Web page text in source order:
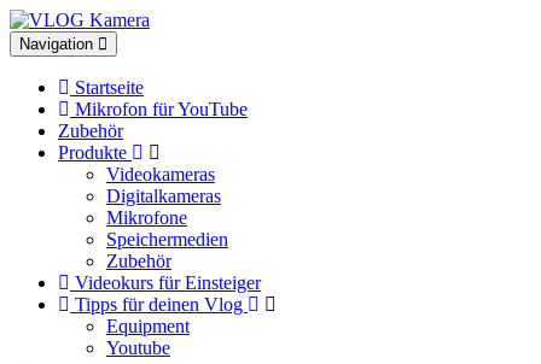
Toggle
navigation
Navigation
Startseite
Mikrofon für YouTube
Zubehör
Produkte
Videokameras
Digitalkameras
Mikrofone
Speichermedien
Zubehör
Videokurs für Einsteiger
Tipps für deinen Vlog
Equipment
Youtube